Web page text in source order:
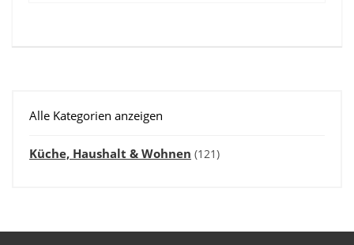
Alle Kategorien anzeigen
Küche, Haushalt & Wohnen (121)